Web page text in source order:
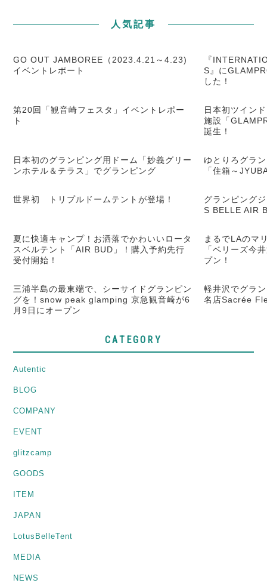
人気記事
GO OUT JAMBOREE（2023.4.21～4.23)
イベントレポート
『
S』に
した！
第20回「観音崎フェスタ」イベントレポー
ト
日本初ツイン
施設「
誕生！
日本初のグランピング用ドーム「妙義グリー
ンホテル＆テラス」でグランピング
ゆとりろグラ
「住箱～
世界初 トリプルドームテントが登場！
グランピング
S BELLE AIR
夏に快適キャンプ！お洒落でかわいいロータ
スベルテント「AIR BUD」！購入予約先行
受付開始！
まるでLAのマ
「ベリーズ今
プン！
三浦半島の最東端で、シーサイドグランピン
グを！snow peak glamping 京急観音崎が6
月9日にオープン
軽井沢でグラ
名店Sacrée
CATEGORY
Autentic
BLOG
COMPANY
EVENT
glitzcamp
GOODS
ITEM
JAPAN
LotusBelleTent
MEDIA
NEWS